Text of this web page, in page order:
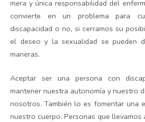
mera y única responsabilidad del
convierte en un problema para
discapacidad o no, si cerramos su
el deseo y la sexualidad se pueden
maneras.
Aceptar ser una persona con
mantener nuestra autonomía y nuestro
nosotros. También lo es fomentar una
nuestro cuerpo. Personas que